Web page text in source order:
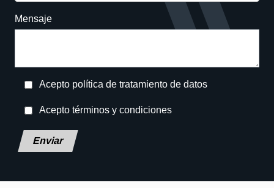
Mensaje
Acepto política de tratamiento de datos
Acepto términos y condiciones
Deja
este
en